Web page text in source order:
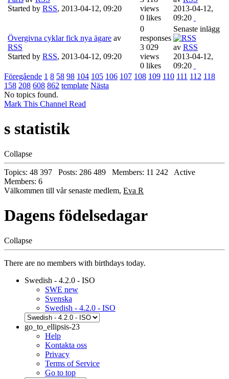
Started by RSS, 2013-04-12, 09:20
views
0 likes
2013-04-12,
09:20
Övergivna cyklar fick nya ägare av
RSS
Started by RSS, 2013-04-12, 09:20
0
responses
3 029
views
0 likes
Senaste inlägg
av RSS
2013-04-12,
09:20
Föregående 1 8 58 98 104 105 106 107 108 109 110 111 112 118
158 208 608 862 template Nästa
No topics found.
Mark This Channel Read
s statistik
Collapse
Topics: 48 397 Posts: 286 489 Members: 11 242 Active
Members: 6
Välkommen till vår senaste medlem, Eva R
Dagens födelsedagar
Collapse
There are no members with birthdays today.
Swedish - 4.2.0 - ISO
SWE new
Svenska
Swedish - 4.2.0 - ISO
go_to_ellipsis-23
Help
Kontakta oss
Privacy
Terms of Service
Go to top